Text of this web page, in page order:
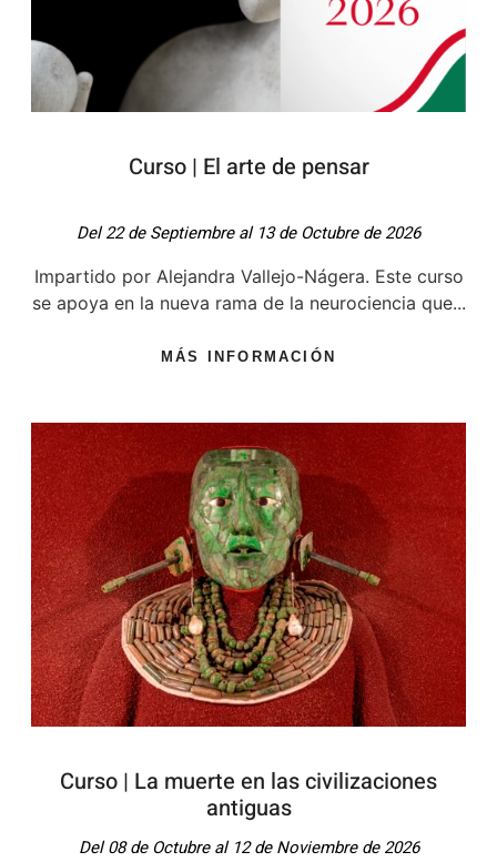
Curso | El arte de pensar
Del 22 de Septiembre al 13 de Octubre de 2026
Impartido por Alejandra Vallejo-Nágera. Este curso
se apoya en la nueva rama de la neurociencia que...
MÁS INFORMACIÓN
Curso | La muerte en las civilizaciones
antiguas
Del 08 de Octubre al 12 de Noviembre de 2026